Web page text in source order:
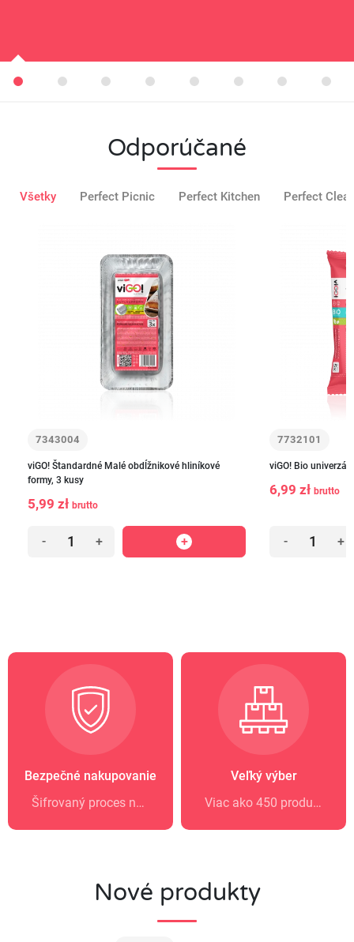
Odporúčané
Všetky Perfect Picnic Perfect Kitchen Perfect
7343004
viGO! Štandardné Malé obdĺžnikové hliníkové
formy, 3 kusy
5,99 zł brutto
- +
7732101
viGO! Bio
6,99 zł brutto
- +
Bezpečné nakupovanie
Šifrovaný proces nákupu a možnosť vrátenia
Veľký výber
Viac ako 450 produktov v našej ponuke
Nové produkty